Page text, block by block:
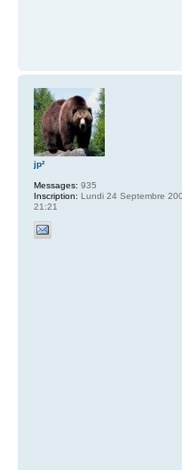
jp²
Messages: 935
Inscription: Lundi 24 Septembre
21:21